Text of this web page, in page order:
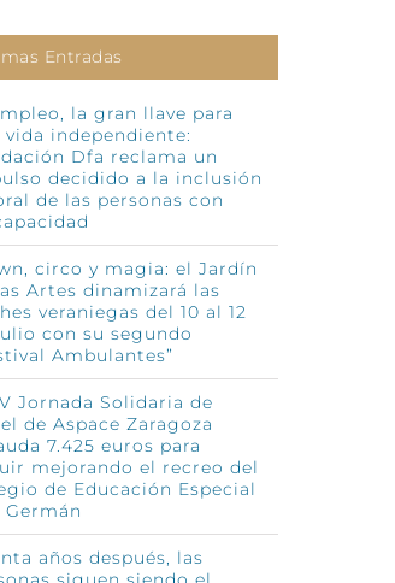
Entradas
la gran llave para
vida independiente:
Dfa reclama un
decidido a la inclusión
de las personas con
circo y magia: el Jardín
Artes dinamizará las
veraniegas del 10 al 12
con su segundo
Ambulantes”
Jornada Solidaria de
de Aspace Zaragoza
7.425 euros para
mejorando el recreo del
de Educación Especial
Germán
años después, las